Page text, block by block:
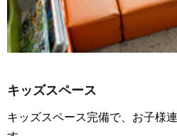
キッズスペース
キッズスペース完備で、お子様